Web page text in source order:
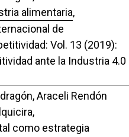
alimentaria,
de
Vol. 13 (2019):
ante la Industria 4.0
Araceli Rendón
como estrategia